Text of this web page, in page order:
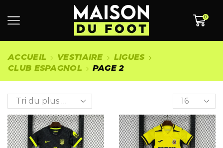
0
ACCUEIL VESTIAIRE
LIGUES
CLUB ESPAGNOL
PAGE 2